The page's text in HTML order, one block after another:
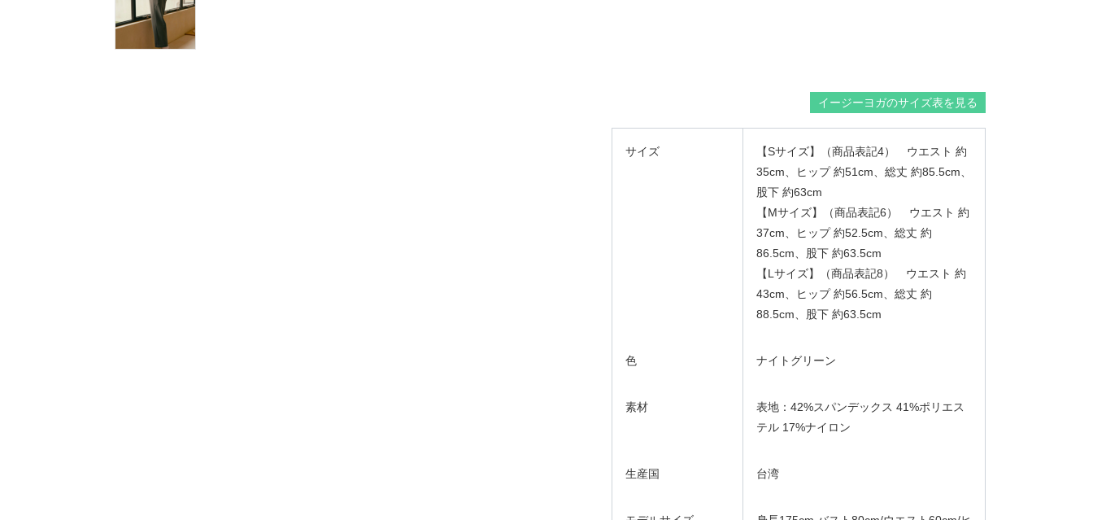
イージーヨガのサイズ表を見る
サイズ
【Sサイズ】（商品表記4） ウエスト 約
35cm、ヒップ 約51cm、総丈 約85.5cm、
股下 約63cm
【Mサイズ】（商品表記6） ウエスト 約
37cm、ヒップ 約52.5cm、総丈 約
86.5cm、股下 約63.5cm
【Lサイズ】（商品表記8） ウエスト 約
43cm、ヒップ 約56.5cm、総丈 約
88.5cm、股下 約63.5cm
色 ナイトグリーン
素材
表地：42%スパンデックス 41%ポリエス
テル 17%ナイロン
生産国 台湾